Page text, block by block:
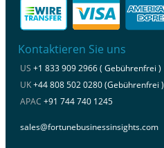
Kontaktieren Sie uns
US +1 833 909 2966 ( Gebührenfrei )
UK+44 808 502 0280 (Gebührenfrei )
APAC +91 744 740 1245
sales@fortunebusinessinsights.com